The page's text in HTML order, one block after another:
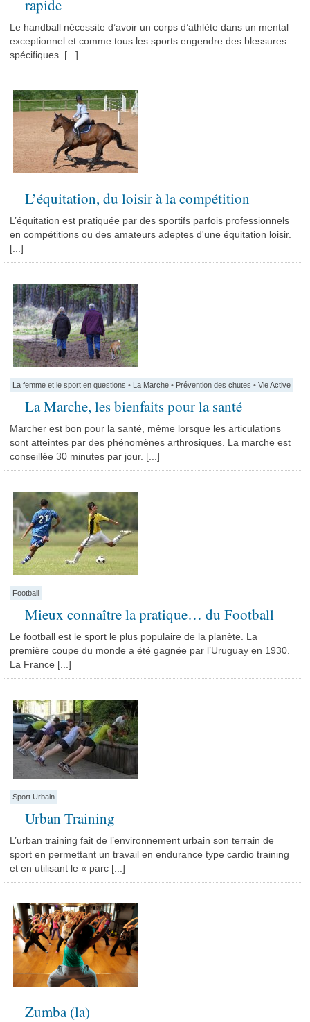
rapide
Le handball nécessite d’avoir un corps d’athlète dans un mental
exceptionnel et comme tous les sports engendre des blessures
spécifiques. [...]
L’équitation, du loisir à la compétition
L’équitation est pratiquée par des sportifs parfois professionnels
en compétitions ou des amateurs adeptes d'une équitation loisir.
[...]
La femme et le sport en questions • La Marche • Prévention des chutes •Vie Active
La Marche, les bienfaits pour la santé
Marcher est bon pour la santé, même lorsque les articulations
sont atteintes par des phénomènes arthrosiques. La marche est
conseillée 30 minutes par jour. [...]
Football
Mieux connaître la pratique… du Football
Le football est le sport le plus populaire de la planète. La
première coupe du monde a été gagnée par l’Uruguay en 1930.
La France [...]
Sport Urbain
Urban Training
L’urban training fait de l’environnement urbain son terrain de
sport en permettant un travail en endurance type cardio training
et en utilisant le « parc [...]
Zumba (la)